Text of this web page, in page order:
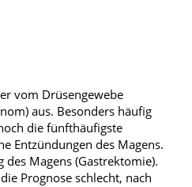
vom Drüsengewebe
aus. Besonders häufig
die fünfthäufigste
Entzündungen des Magens.
Magens (Gastrektomie).
Prognose schlecht, nach